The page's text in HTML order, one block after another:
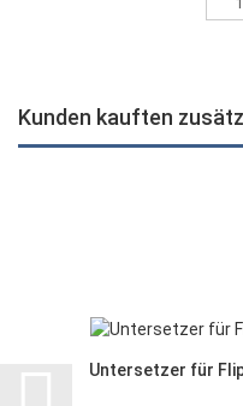
Kunden kauften
Untersetzer für